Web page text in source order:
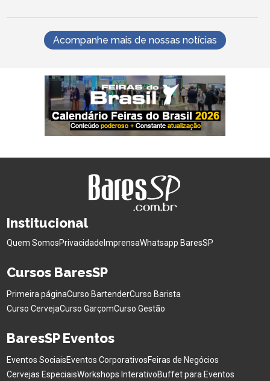
Acompanhe mais de nossas notícias
Institucional
Quem SomosPrivacidade ImprensaWhatsapp BaresSP
Cursos BaresSP
Primeira páginaCurso BartenderCurso Barista
Curso CervejaCurso GarçomCurso Gestão
BaresSP Eventos
Eventos SociaisEventos CorporativosFeiras de Negócios
Cervejas EspeciaisWorkshops InterativoBuffet para Eventos